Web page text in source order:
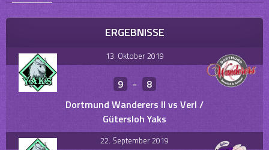
ERGEBNISSE
13. Oktober 2019
9 -
8
Dortmund Wanderers II vs Verl /
Gütersloh Yaks
22. September 2019